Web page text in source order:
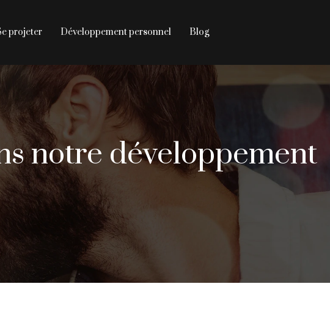
projeter Développement personnel Blog
notre développement